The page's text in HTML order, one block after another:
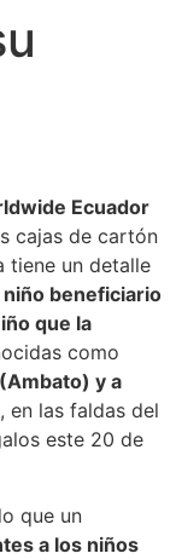
Ecuador
cajas de cartón
tiene un detalle
niño beneficiario
que la
como
y a
en las faldas del
este 20 de
que un
a los niños